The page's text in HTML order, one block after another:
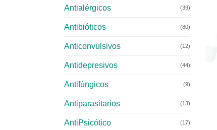
Antialérgicos (39)
Antibióticos (80)
Anticonvulsivos (12)
Antidepresivos (44)
Antifúngicos (9)
Antiparasitarios (13)
AntiPsicótico (17)